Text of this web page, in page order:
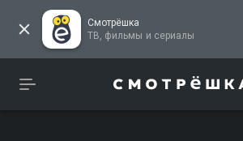
Смотрёшка
ТВ, фильмы и сериалы